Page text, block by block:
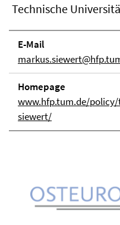
Technische
E-Mail
Homepage
www.hfp.tum.de/
siewert/